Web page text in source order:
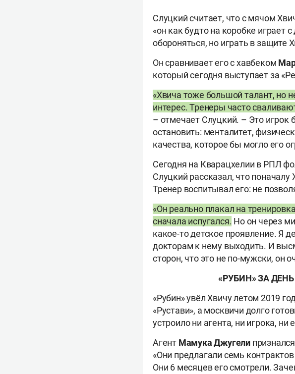
Слуцкий считает, что с мячом
«он как будто на коробке играет
обороняться, но играть в защите
Он сравнивает его с хавбеком
который сегодня выступает за
«Хвича тоже большой талант, но
интерес. Тренеры часто
– отмечает Слуцкий. – Это
остановить: менталитет,
качества, которое бы могло его
Сегодня на Кварацхелии в РПЛ
Слуцкий рассказал, что
Тренер воспитывал его: не
«Он реально плакал на
сначала испугался. Но он через
какое-то детское проявление. Я
докторам к нему выходить. И
сторон, что это не по-мужски, он
«РУБИН» ЗА
«Рубин» увёл Хвичу летом 2019
«Рустави», а москвичи долго
устроило ни агента, ни игрока, ни
Агент МамукаДжугели
«Они предлагали семь
Они 6 месяцев его смотрели.